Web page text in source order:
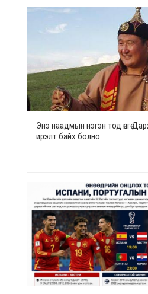
Энэ наадмын нэгэн тод өнгө
ирэлт байх болно